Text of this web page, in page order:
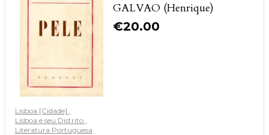
GALVAO (Henrique)
€20.00
Lisboa [Cidade]
Lisboa e seu Distrito
Literatura Portuguesa